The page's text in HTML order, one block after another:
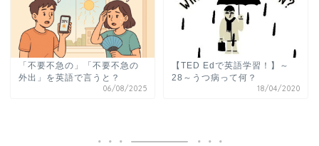
「不要不急の」「不要不急の
外出」を英語で言うと？
06/08/2025
【TED Edで英語学習！】～
28～うつ病って何？
18/04/2020
ホーム
原田高志の”ほぼ日刊”英語
学習＆大学入試英語コラム